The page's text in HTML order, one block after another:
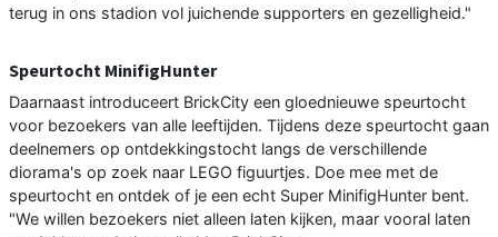
terug in ons stadion vol juichende supporters en gezelligheid."
Speurtocht MinifigHunter
Daarnaast introduceert BrickCity een gloednieuwe speurtocht
voor bezoekers van alle leeftijden. Tijdens deze speurtocht gaan
deelnemers op ontdekkingstocht langs de verschillende
diorama's op zoek naar LEGO figuurtjes. Doe mee met de
speurtocht en ontdek of je een echt Super MinifigHunter bent.
"We willen bezoekers niet alleen laten kijken, maar vooral laten